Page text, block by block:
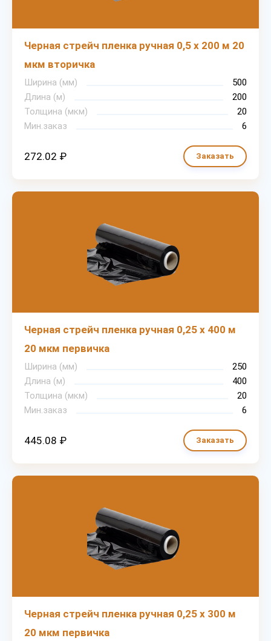
Черная стрейч пленка ручная 0,5 х 200 м 20
мкм вторичка
Ширина (мм)
500
Длина (м)
200
Толщина (мкм)
20
Мин.заказ
6
272.02 ₽ Заказать
Черная стрейч пленка ручная 0,25 х 400 м
20 мкм первичка
Ширина (мм)
250
Длина (м)
400
Толщина (мкм)
20
Мин.заказ
6
445.08 ₽ Заказать
Черная стрейч пленка ручная 0,25 х 300 м
20 мкм первичка